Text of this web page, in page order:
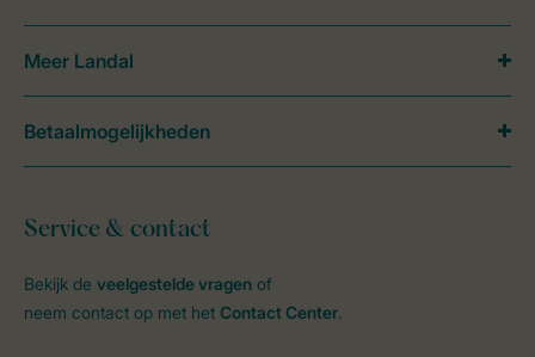
Service & contact
Bekijk de veelgestelde vragen of
neem contact op met het Contact Center.
Meer Landal
Betaalmogelijkheden